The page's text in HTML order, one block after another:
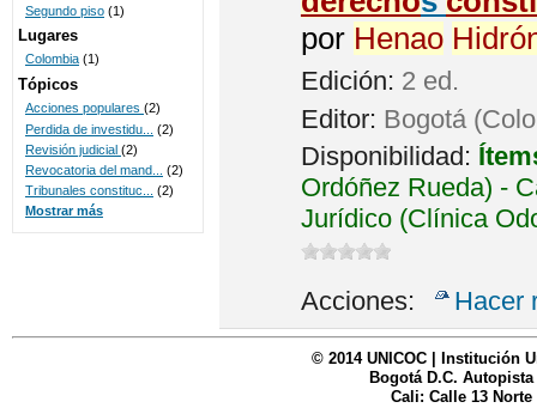
por Henao
Edición: 2 ed.
Editor: Bogotá
Disponibilidad:
Ordóñez Rueda) -
Jurídico (Clínica
Acciones: Hacer
Segundo piso (1)
Lugares
Colombia (1)
Tópicos
Acciones populares (2)
Perdida de investidu...
(2)
Revisión judicial (2)
Revocatoria del mand...
(2)
Tribunales constituc...
(2)
Mostrar más
© 2014 UNICOC | Institución
Bogotá D.C. Autopista
Cali: Calle 13 Norte